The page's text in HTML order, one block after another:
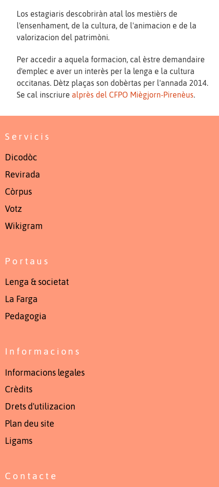
Los estagiaris descobriràn atal los mestièrs de
l'ensenhament, de la cultura, de l'animacion e de la
valorizacion del patrimòni.
Per accedir a aquela formacion, cal èstre demandaire
d'emplec e aver un interès per la lenga e la cultura
occitanas. Dètz plaças son dobèrtas per l'annada 2014.
Se cal inscriure alprès del CFPO Miègjorn-Pirenèus.
Servicis
Dicodòc
Revirada
Còrpus
Votz
Wikigram
Portaus
Lenga & societat
La Farga
Pedagogia
Informacions
Informacions legales
Crèdits
Drets d'utilizacion
Plan deu site
Ligams
Contacte